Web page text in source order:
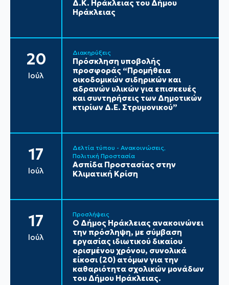
Δ.Κ. Ηράκλειας του Δήμου
Ηράκλειας
20
Ιούλ
Διακηρύξεις
Πρόσκληση υποβολής
προσφοράς “Προμήθεια
οικοδομικών σιδηρικών και
αδρανών υλικών για επισκευές
και συντηρήσεις των Δημοτικών
κτιρίων Δ.Ε. Στρυμονικού”
17
Ιούλ
Δελτία τύπου - Ανακοινώσεις
Πολιτική Προστασία
Ασπίδα Προστασίας στην
Κλιματική Κρίση
17
Ιούλ
Προσλήψεις
Ο Δήμος Ηράκλειας ανακοινώνει
την πρόσληψη, με σύμβαση
εργασίας ιδιωτικού δικαίου
ορισμένου χρόνου, συνολικά
είκοσι (20) ατόμων για την
καθαριότητα σχολικών μονάδων
του Δήμου Ηράκλειας.